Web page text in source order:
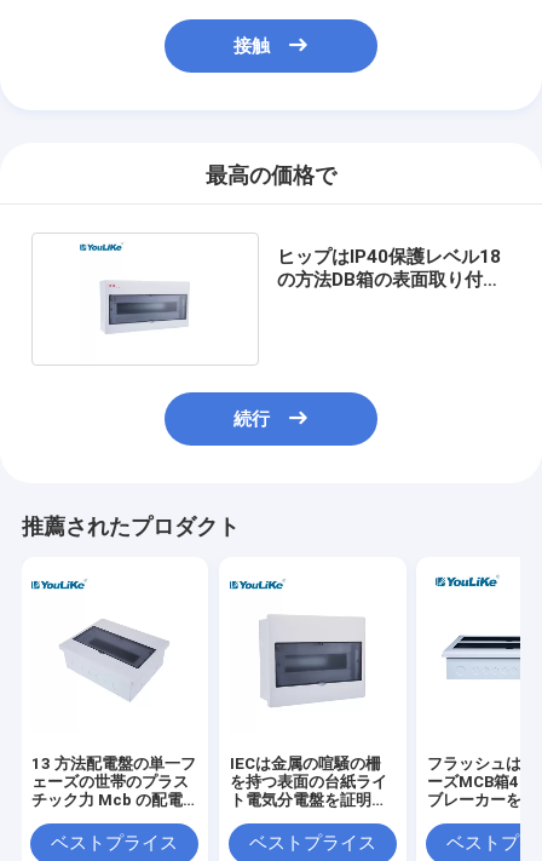
接触
最高の価格で
ヒップはIP40保護レベル18
の方法DB箱の表面取り付け
続行
推薦されたプロダクト
13 方法配電盤の単一フ
ェーズの世帯のプラス
チック力 Mcb の配電
ベストプライス
IECは金属の喧騒の柵
を持つ表面の台紙ライ
ト電気分電盤を証明し
ベストプライス
フラッシュは単
ーズMCB箱
ブレーカーを取
ベストプラ